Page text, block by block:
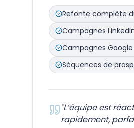
Refonte complète
Campagnes
Campagnes
Séquences de
"L’équipe est
rapidement,